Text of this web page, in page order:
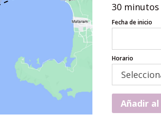
30 minutos
Fecha de inicio
Horario
Añadir